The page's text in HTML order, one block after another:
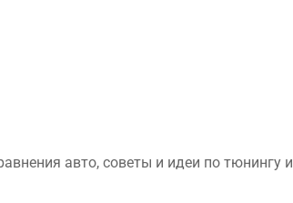
авто, советы и идеи по тюнингу и